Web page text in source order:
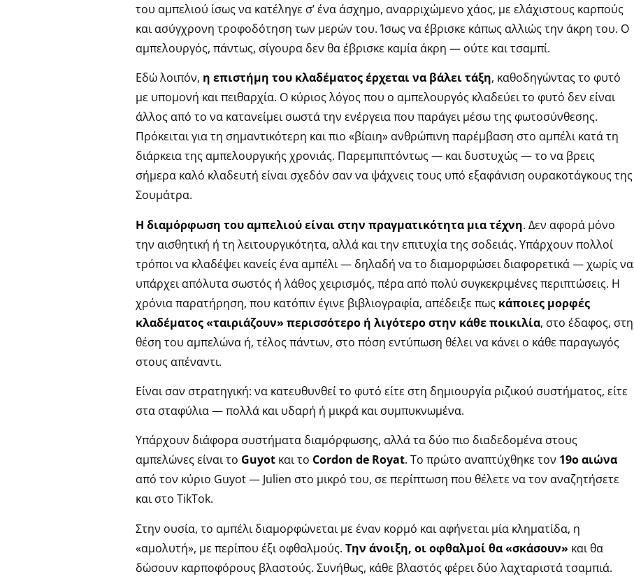
του αμπελιού ίσως να κατέληγε σ’ ένα άσχημο, αναρριχώμενο χάος, με ελάχιστους καρπούς
και ασύγχρονη τροφοδότηση των μερών του. Ίσως να έβρισκε κάπως αλλιώς την άκρη του. Ο
αμπελουργός, πάντως, σίγουρα δεν θα έβρισκε καμία άκρη — ούτε και τσαμπί.
Εδώ λοιπόν, η επιστήμη του κλαδέματος έρχεται να βάλει τάξη, καθοδηγώντας το φυτό
με υπομονή και πειθαρχία. Ο κύριος λόγος που ο αμπελουργός κλαδεύει το φυτό δεν είναι
άλλος από το να κατανείμει σωστά την ενέργεια που παράγει μέσω της φωτοσύνθεσης.
Πρόκειται για τη σημαντικότερη και πιο «βίαιη» ανθρώπινη παρέμβαση στο αμπέλι κατά τη
διάρκεια της αμπελουργικής χρονιάς. Παρεμπιπτόντως — και δυστυχώς — το να βρεις
σήμερα καλό κλαδευτή είναι σχεδόν σαν να ψάχνεις τους υπό εξαφάνιση ουρακοτάγκους της
Σουμάτρα.
Η διαμόρφωση του αμπελιού είναι στην πραγματικότητα μια τέχνη. Δεν αφορά μόνο
την αισθητική ή τη λειτουργικότητα, αλλά και την επιτυχία της σοδειάς. Υπάρχουν πολλοί
τρόποι να κλαδέψει κανείς ένα αμπέλι — δηλαδή να το διαμορφώσει διαφορετικά — χωρίς να
υπάρχει απόλυτα σωστός ή λάθος χειρισμός, πέρα από πολύ συγκεκριμένες περιπτώσεις. Η
χρόνια παρατήρηση, που κατόπιν έγινε βιβλιογραφία, απέδειξε πως κάποιες μορφές
κλαδέματος «ταιριάζουν» περισσότερο ή λιγότερο στην κάθε ποικιλία, στο έδαφος, στη
θέση του αμπελώνα ή, τέλος πάντων, στο πόση εντύπωση θέλει να κάνει ο κάθε παραγωγός
στους απέναντι.
Είναι σαν στρατηγική: να κατευθυνθεί το φυτό είτε στη δημιουργία ριζικού συστήματος, είτε
στα σταφύλια — πολλά και υδαρή ή μικρά και συμπυκνωμένα.
Υπάρχουν διάφορα συστήματα διαμόρφωσης, αλλά τα δύο πιο διαδεδομένα στους
αμπελώνες είναι το Guyot και το Cordon de Royat. Το πρώτο αναπτύχθηκε τον 19ο αιώνα
από τον κύριο Guyot — Julien στο μικρό του, σε περίπτωση που θέλετε να τον αναζητήσετε
και στο TikTok.
Στην ουσία, το αμπέλι διαμορφώνεται με έναν κορμό και αφήνεται μία κληματίδα, η
«αμολυτή», με περίπου έξι οφθαλμούς. Την άνοιξη, οι οφθαλμοί θα «σκάσουν» και θα
δώσουν καρποφόρους βλαστούς. Συνήθως, κάθε βλαστός φέρει δύο λαχταριστά τσαμπιά.